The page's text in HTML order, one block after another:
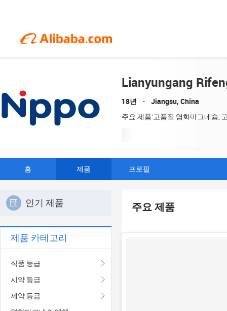
Lianyungang
18년 Jiangsu, China
주요 제품:고품질 염화마그네슘,
홈 제품 프로필
인기 제품
제품 카테고리
식품 등급
시약 등급
제약 등급
주요 제품